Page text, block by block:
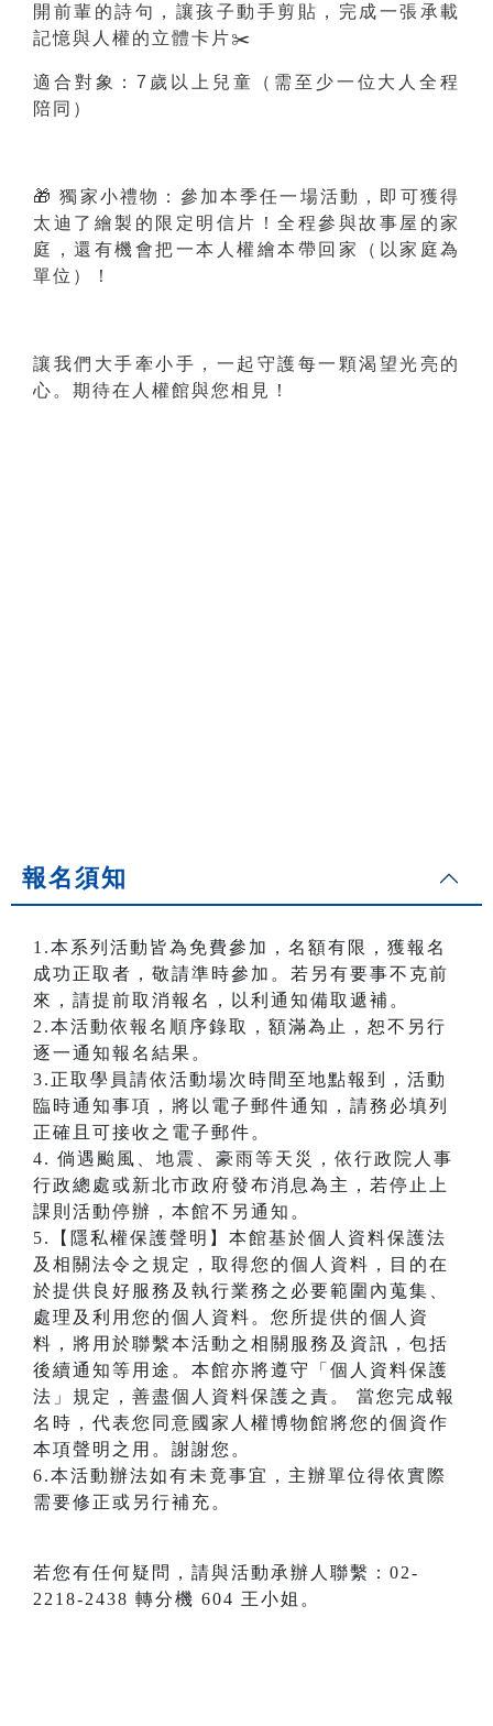
開前輩的詩句，讓孩子動手剪貼，完成一張承載
記憶與人權的立體卡片✂
適合對象：7歲以上兒童（需至少一位大人全程
陪同）
🎁 獨家小禮物：參加本季任一場活動，即可獲得
太迪了繪製的限定明信片！全程參與故事屋的家
庭，還有機會把一本人權繪本帶回家（以家庭為
單位）！
讓我們大手牽小手，一起守護每一顆渴望光亮的
心。期待在人權館與您相見！
報名須知
1.本系列活動皆為免費參加，名額有限，獲報名
成功正取者，敬請準時參加。若另有要事不克前
來，請提前取消報名，以利通知備取遞補。
2.本活動依報名順序錄取，額滿為止，恕不另行
逐一通知報名結果。
3.正取學員請依活動場次時間至地點報到，活動
臨時通知事項，將以電子郵件通知，請務必填列
正確且可接收之電子郵件。
4. 倘遇颱風、地震、豪雨等天災，依行政院人事
行政總處或新北市政府發布消息為主，若停止上
課則活動停辦，本館不另通知。
5.【隱私權保護聲明】本館基於個人資料保護法
及相關法令之規定，取得您的個人資料，目的在
於提供良好服務及執行業務之必要範圍內蒐集、
處理及利用您的個人資料。您所提供的個人資
料，將用於聯繫本活動之相關服務及資訊，包括
後續通知等用途。本館亦將遵守「個人資料保護
法」規定，善盡個人資料保護之責。 當您完成報
名時，代表您同意國家人權博物館將您的個資作
本項聲明之用。謝謝您。
6.本活動辦法如有未竟事宜，主辦單位得依實際
需要修正或另行補充。
若您有任何疑問，請與活動承辦人聯繫：02-
2218-2438 轉分機 604 王小姐。